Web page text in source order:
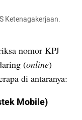
Ketenagakerjaan.
(online)
di antaranya:
Mobile)